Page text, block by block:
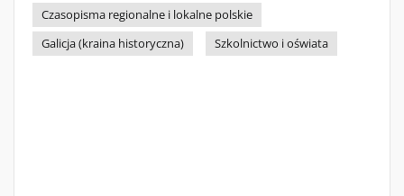
Czasopisma regionalne i lokalne polskie
Galicja (kraina historyczna)
Szkolnictwo i oświata